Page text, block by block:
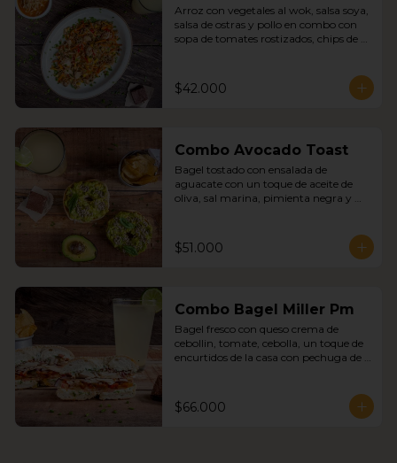
Arroz con vegetales al wok, salsa soya,
salsa de ostras y pollo en combo con
sopa de tomates rostizados, chips de
$42.000
Combo Avocado Toast
Bagel tostado con ensalada de
aguacate con un toque de aceite de
oliva, sal marina, pimienta negra y
$51.000
Combo Bagel Miller Pm
Bagel fresco con queso crema de
cebollin, tomate, cebolla, un toque de
encurtidos de la casa con pechuga de
$66.000